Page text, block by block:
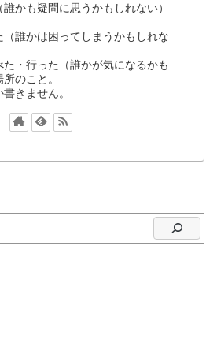
かも疑問に思うかもしれない）
誰かは困ってしまうかもしれな
た・行った（誰かが気になるかも
のこと。
きません。